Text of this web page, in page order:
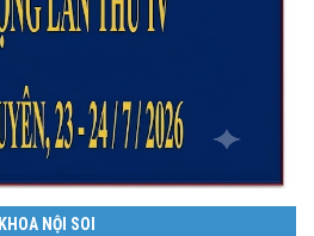
KHOA NỘI SOI